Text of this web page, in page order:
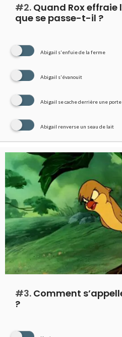
#2. Quand Rox
que se passe-t-il ?
Abigail s'enfuie de la ferme
Abigail s'évanouit
Abigail se cache derrière une porte
Abigail renverse un seau de lait
#3. Comment
?